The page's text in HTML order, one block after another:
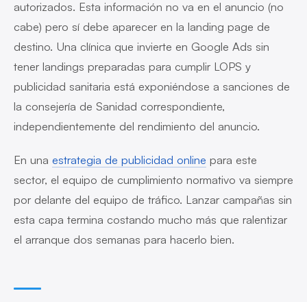
autorizados. Esta información no va en el anuncio (no
cabe) pero sí debe aparecer en la landing page de
destino. Una clínica que invierte en Google Ads sin
tener landings preparadas para cumplir LOPS y
publicidad sanitaria está exponiéndose a sanciones de
la consejería de Sanidad correspondiente,
independientemente del rendimiento del anuncio.
En una estrategia de publicidad online para este
sector, el equipo de cumplimiento normativo va siempre
por delante del equipo de tráfico. Lanzar campañas sin
esta capa termina costando mucho más que ralentizar
el arranque dos semanas para hacerlo bien.